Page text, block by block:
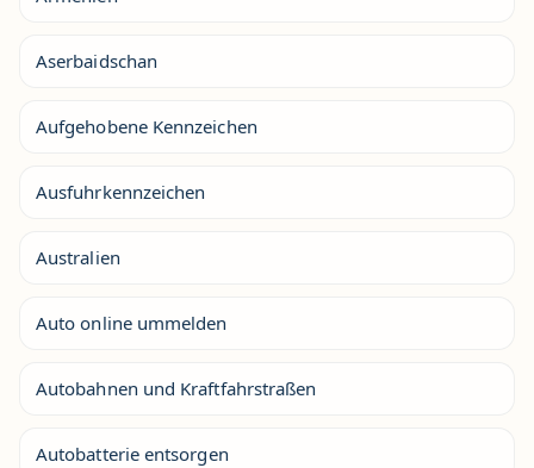
Aserbaidschan
Aufgehobene Kennzeichen
Ausfuhrkennzeichen
Australien
Auto online ummelden
Autobahnen und Kraftfahrstraßen
Autobatterie entsorgen